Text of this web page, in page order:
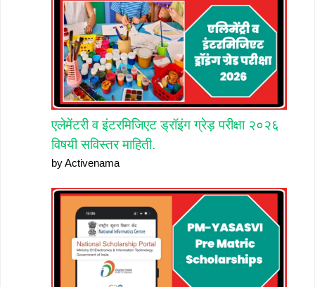
एलेमेंटरी व इंटरमिजिएट ड्रॉइंग ग्रेड़ परीक्षा २०२६
विषयी सविस्तर माहिती.
by Activenama